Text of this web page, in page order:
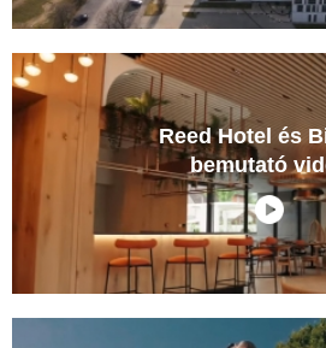
Oxigén Family Hotel
Noszvaj
Hotel Lővér Sopron
Sopron
Novotel Budapest Centrum
Budapest
Stadthotel Raabs an der
Raabs an der Thaya
Stadthotel Waidhofen an
Reed Hotel és
bemutató